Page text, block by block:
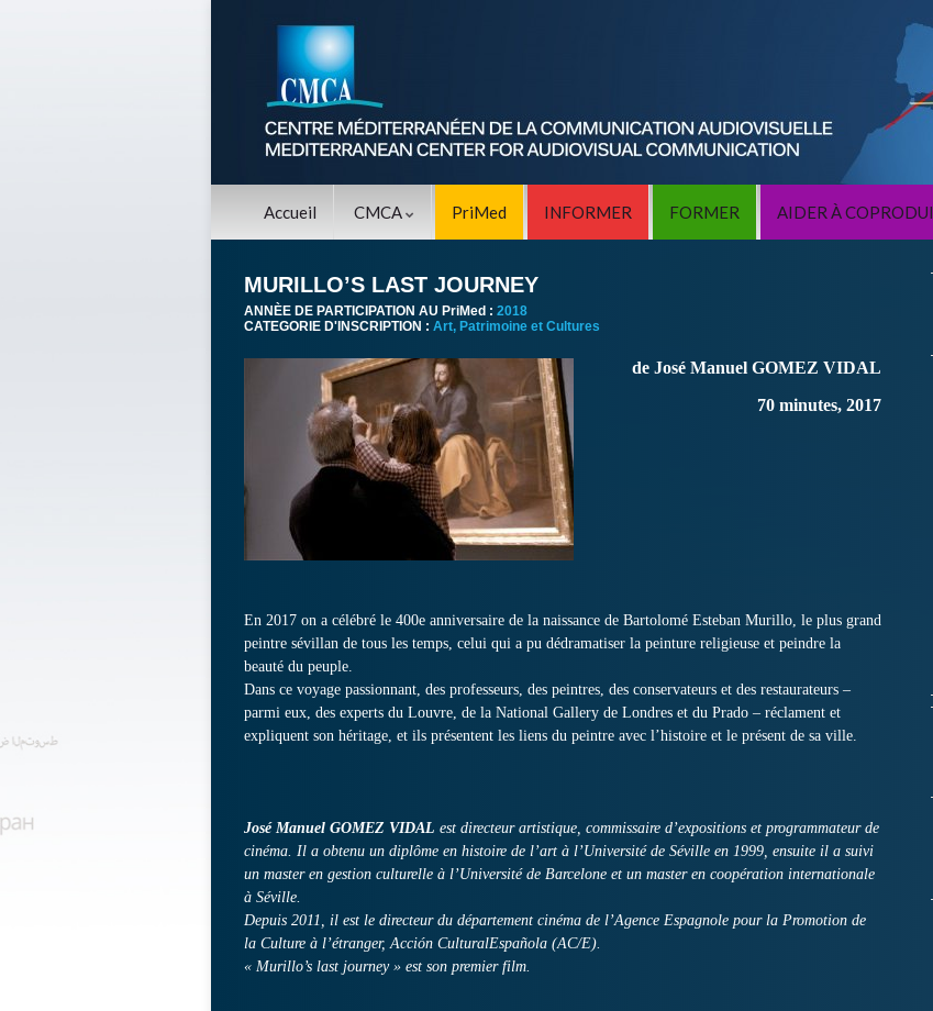
Accueil CMCA PriMed INFORMER FORMER AIDER À
MURILLO’S LAST JOURNEY
ANNÈE DE PARTICIPATION AU PriMed : 2018
CATEGORIE D'INSCRIPTION : Art, Patrimoine et Cultures
de José Manuel GOMEZ VIDAL
70 minutes, 2017
En 2017 on a célébré le 400e anniversaire de la naissance de Bartolomé Esteban Murillo, le plus grand
peintre sévillan de tous les temps, celui qui a pu dédramatiser la peinture religieuse et peindre la
beauté du peuple.
Dans ce voyage passionnant, des professeurs, des peintres, des conservateurs et des restaurateurs –
parmi eux, des experts du Louvre, de la National Gallery de Londres et du Prado – réclament et
expliquent son héritage, et ils présentent les liens du peintre avec l’histoire et le présent de sa ville.
José Manuel GOMEZ VIDAL est directeur artistique, commissaire d’expositions et programmateur de
cinéma. Il a obtenu un diplôme en histoire de l’art à l’Université de Séville en 1999, ensuite il a suivi
un master en gestion culturelle à l’Université de Barcelone et un master en coopération internationale
à Séville.
Depuis 2011, il est le directeur du département cinéma de l’Agence Espagnole pour la Promotion de
la Culture à l’étranger, Acción CulturalEspañola (AC/E).
« Murillo’s last journey » est son premier film.